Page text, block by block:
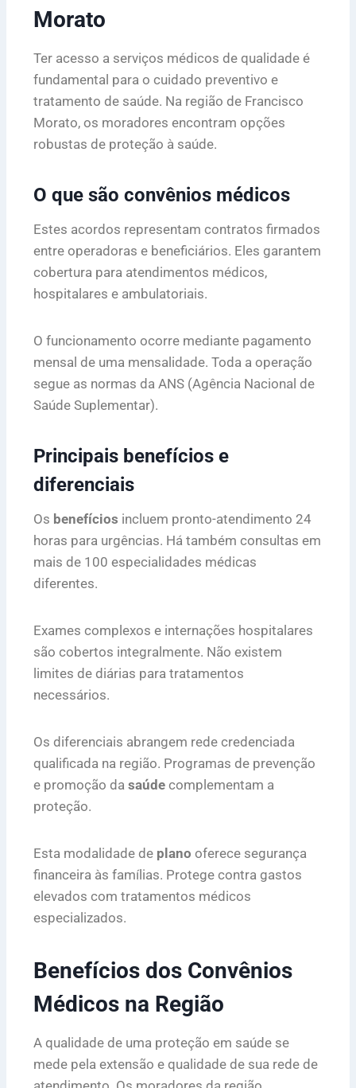
Morato
Ter acesso a serviços médicos de qualidade é
fundamental para o cuidado preventivo e
tratamento de saúde. Na região de Francisco
Morato, os moradores encontram opções
robustas de proteção à saúde.
O que são convênios médicos
Estes acordos representam contratos firmados
entre operadoras e beneficiários. Eles garantem
cobertura para atendimentos médicos,
hospitalares e ambulatoriais.
O funcionamento ocorre mediante pagamento
mensal de uma mensalidade. Toda a operação
segue as normas da ANS (Agência Nacional de
Saúde Suplementar).
Principais benefícios e
diferenciais
Os benefícios incluem pronto-atendimento 24
horas para urgências. Há também consultas em
mais de 100 especialidades médicas
diferentes.
Exames complexos e internações hospitalares
são cobertos integralmente. Não existem
limites de diárias para tratamentos
necessários.
Os diferenciais abrangem rede credenciada
qualificada na região. Programas de prevenção
e promoção da saúde complementam a
proteção.
Esta modalidade de plano oferece segurança
financeira às famílias. Protege contra gastos
elevados com tratamentos médicos
especializados.
Benefícios dos Convênios
Médicos na Região
A qualidade de uma proteção em saúde se
mede pela extensão e qualidade de sua rede de